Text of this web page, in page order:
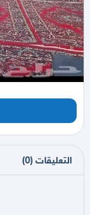
التعليقات (
0
)